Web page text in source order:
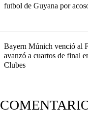
futbol de Guyana por
Bayern Múnich venció al
avanzó a cuartos de final
Clubes